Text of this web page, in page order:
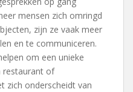
mensen zich omringd
zijn ze vaak meer
en te communiceren.
om een unieke
restaurant of
zich onderscheidt van